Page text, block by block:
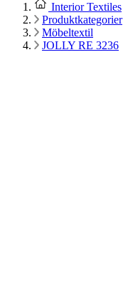
Interior Textiles
Produktkategorier
Möbeltextil
JOLLY RE 3236